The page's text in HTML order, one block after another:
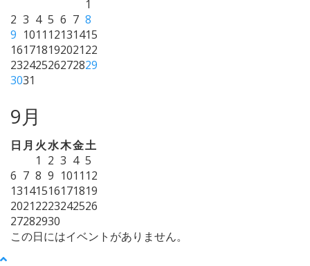
1
2 3 4 5 6 7 8
9 1011 12131415
16171819202122
23242526272829
3031
9月
日 月 火水木金土
1 2 3 4 5
6 7 8 9 1011 12
13141516171819
20212223242526
27282930
この日にはイベントがありません。